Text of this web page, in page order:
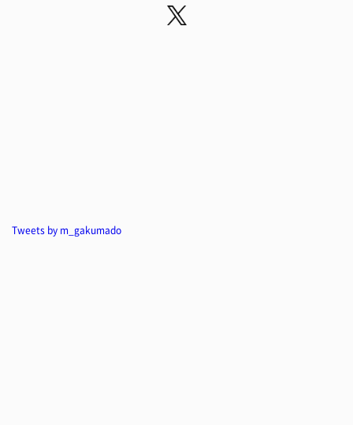
Tweets by m_gakumado